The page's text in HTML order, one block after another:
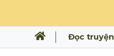
Đọc truyện